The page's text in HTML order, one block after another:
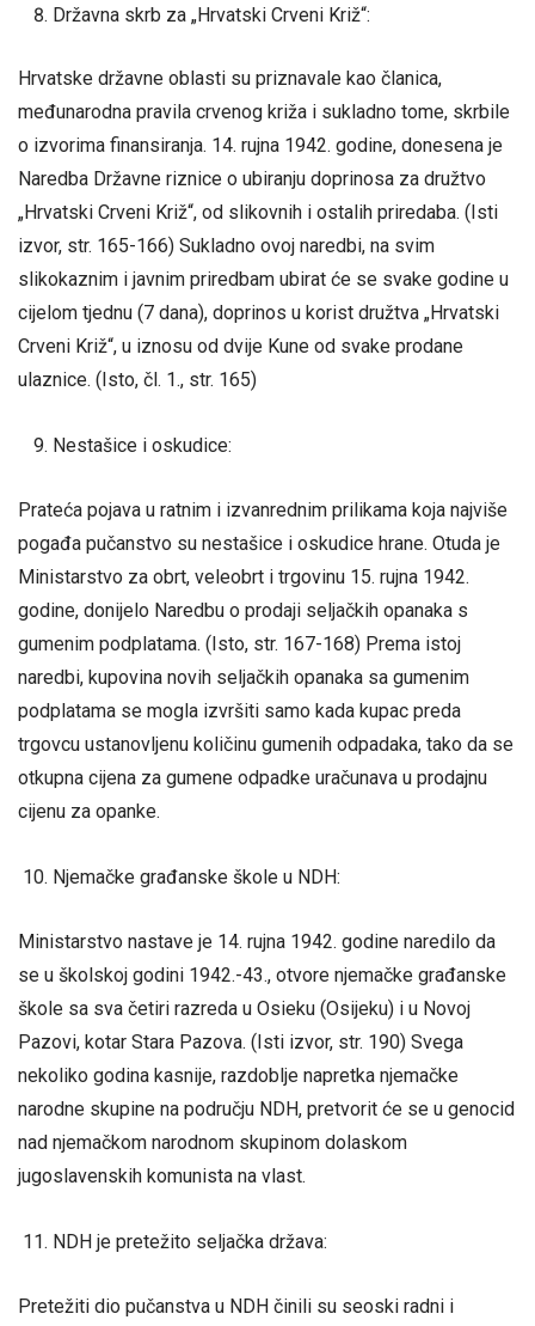
Državna skrb za „Hrvatski Crveni Križ“:
Hrvatske državne oblasti su priznavale kao članica,
međunarodna pravila crvenog križa i sukladno tome, skrbile
o izvorima finansiranja. 14. rujna 1942. godine, donesena je
Naredba Državne riznice o ubiranju doprinosa za družtvo
„Hrvatski Crveni Križ“, od slikovnih i ostalih priredaba. (Isti
izvor, str. 165-166) Sukladno ovoj naredbi, na svim
slikokaznim i javnim priredbam ubirat će se svake godine u
cijelom tjednu (7 dana), doprinos u korist družtva „Hrvatski
Crveni Križ“, u iznosu od dvije Kune od svake prodane
ulaznice. (Isto, čl. 1., str. 165)
Nestašice i oskudice:
Prateća pojava u ratnim i izvanrednim prilikama koja najviše
pogađa pučanstvo su nestašice i oskudice hrane. Otuda je
Ministarstvo za obrt, veleobrt i trgovinu 15. rujna 1942.
godine, donijelo Naredbu o prodaji seljačkih opanaka s
gumenim podplatama. (Isto, str. 167-168) Prema istoj
naredbi, kupovina novih seljačkih opanaka sa gumenim
podplatama se mogla izvršiti samo kada kupac preda
trgovcu ustanovljenu količinu gumenih odpadaka, tako da se
otkupna cijena za gumene odpadke uračunava u prodajnu
cijenu za opanke.
Njemačke građanske škole u NDH:
Ministarstvo nastave je 14. rujna 1942. godine naredilo da
se u školskoj godini 1942.-43., otvore njemačke građanske
škole sa sva četiri razreda u Osieku (Osijeku) i u Novoj
Pazovi, kotar Stara Pazova. (Isti izvor, str. 190) Svega
nekoliko godina kasnije, razdoblje napretka njemačke
narodne skupine na području NDH, pretvorit će se u genocid
nad njemačkom narodnom skupinom dolaskom
jugoslavenskih komunista na vlast.
NDH je pretežito seljačka država:
Pretežiti dio pučanstva u NDH činili su seoski radni i